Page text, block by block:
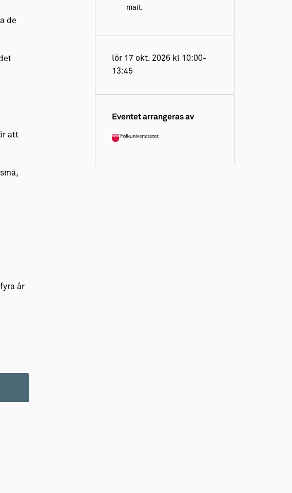
de
att
år
mail.
lör 17 okt. 2026 kl 10:00-
13:45
Eventet arrangeras av